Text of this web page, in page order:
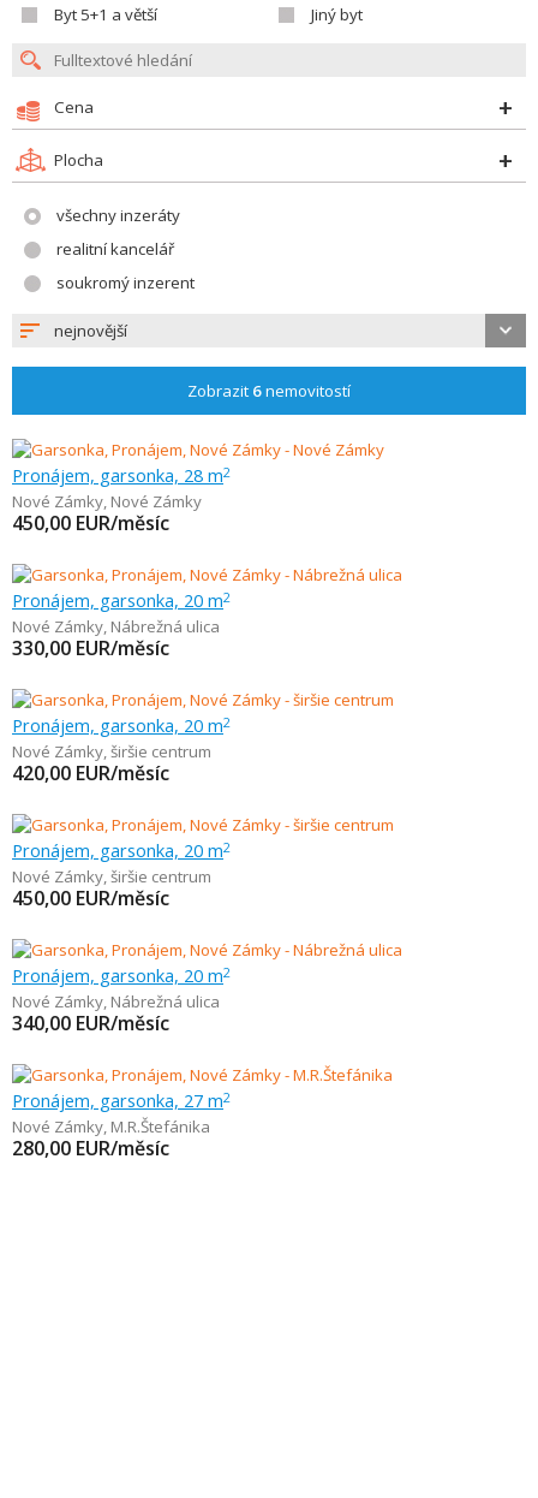
Byt 5+1 a větší
Jiný byt
Cena
Plocha
všechny inzeráty
realitní kancelář
soukromý inzerent
nejnovější
Zobrazit 6nemovitostí
Pronájem, garsonka, 28 m2
Nové Zámky, Nové Zámky
450,00 EUR/měsíc
Pronájem, garsonka, 20 m2
Nové Zámky, Nábrežná ulica
330,00 EUR/měsíc
Pronájem, garsonka, 20 m2
Nové Zámky,širšie centrum
420,00 EUR/měsíc
Pronájem, garsonka, 20 m2
Nové Zámky,širšie centrum
450,00 EUR/měsíc
Pronájem, garsonka, 20 m2
Nové Zámky, Nábrežná ulica
340,00 EUR/měsíc
Pronájem, garsonka, 27 m2
Nové Zámky, M.R.Štefánika
280,00 EUR/měsíc